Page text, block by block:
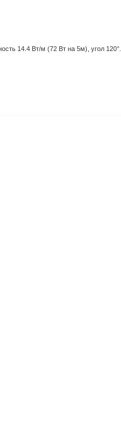
14.4 Вт/м (72 Вт на 5м), угол